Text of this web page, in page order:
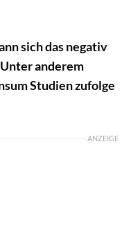
sich das negativ
anderem
Studien zufolge
ANZEIGE